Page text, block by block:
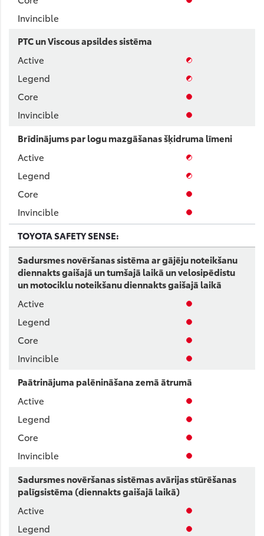
PTC un Viscous apsildes sistēma
Brīdinājums par logu mazgāšanas šķidruma līmeni
TOYOTA SAFETY SENSE:
Sadursmes novēršanas sistēma ar gājēju noteikšanu
diennakts gaišajā un tumšajā laikā un velosipēdistu
un motociklu noteikšanu diennakts gaišajā laikā
Paātrinājuma palēnināšana zemā ātrumā
Sadursmes novēršanas sistēmas avārijas stūrēšanas
palīgsistēma (diennakts gaišajā laikā)